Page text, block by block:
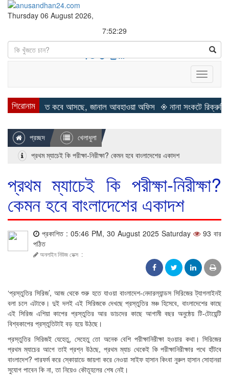
Thursday 06 August 2026,
7:52:30
Search
Toggle
শিরোনাম
◈ শীত কবে আসছে, জানাল আবহাওয়া অফিস ◈ নানা সংকটে রিক্রুটিং
প্রচ্ছদ
খেলাধুলা
প্রথম ম্যাচেই কি পরীক্ষা-নিরীক্ষা? কেমন হবে বাংলাদেশের একাদশ
প্রথম ম্যাচেই কি পরীক্ষা-নিরীক্ষা?
কেমন হবে বাংলাদেশের একাদশ
প্রকাশিত : 05:46 PM, 30 August 2025 Saturday
93 বার
পঠিত
অনলাইন নিউজ ডেক্স :
‘প্রস্তুতির সিরিজ’, আজ থেকে শুরু হতে যাওয়া বাংলাদেশ-নেদারল্যান্ডস সিরিজের ট্যাগলাইনই
বলা চলে এটাকে। দুই দলই এই সিরিজকে দেখছে প্রস্তুতির মঞ্চ হিসেবে, বাংলাদেশের কাছে
এই সিরিজ এশিয়া কাপের প্রস্তুতির আর ডাচদের কাছে আগামী বছর অনুষ্ঠেয় টি-টোয়েন্টি
বিশ্বকাপের প্রস্তুতিটাই বড় হয়ে উঠছে।
প্রস্তুতির সিরিজই যেহেতু, সেহেতু তো অনেক বেশি পরীক্ষানিরীক্ষা হওয়ার কথা। সিরিজের
প্রথম ম্যাচের আগে তাই প্রশ্ন উঠছে, প্রথম ম্যাচ থেকেই কি পরীক্ষানিরীক্ষার পথে হাঁটবে
বাংলাদেশ? পারফর্ম করে স্কোয়াডে জায়গা করে নেওয়া সাইফ হাসান কিংবা নুরুল হাসান সোহানরা
সুযোগ পাবেন কি না, তা নিয়েও কৌতূহলের শেষ নেই।